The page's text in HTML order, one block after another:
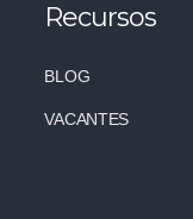
Recursos
BLOG
VACANTES